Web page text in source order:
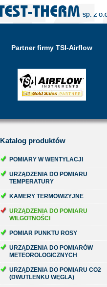
Partner firmy TSI-Airflow
Katalog produktów
POMIARY W WENTYLACJI
URZĄDZENIA DO POMIARU
TEMPERATURY
KAMERY TERMOWIZYJNE
URZĄDZENIA DO POMIARU
WILGOTNOŚCI
POMIAR PUNKTU ROSY
URZĄDZENIA DO POMIARÓW
METEOROLOGICZNYCH
URZĄDZENIA DO POMIARU CO2
(DWUTLENKU WĘGLA)